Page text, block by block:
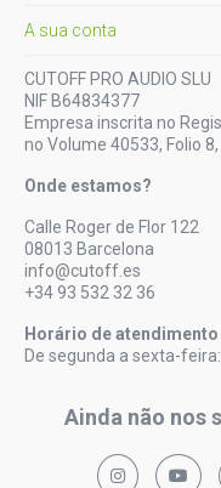
A sua conta
CUTOFF PRO AUDIO SLU
NIF B64834377
Empresa inscrita no
no Volume 40533, Folio
Onde estamos?
Calle Roger de Flor 122
08013 Barcelona
info@cutoff.es
+34 93 532 32 36
Horário de
De segunda a sexta-
Ainda não nos